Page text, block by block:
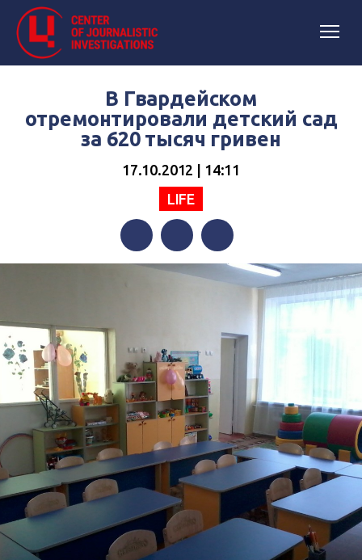
В Гвардейском
отремонтировали детский сад
за 620 тысяч гривен
17.10.2012 | 14:11
LIFE
FacebookTwitterTelegram